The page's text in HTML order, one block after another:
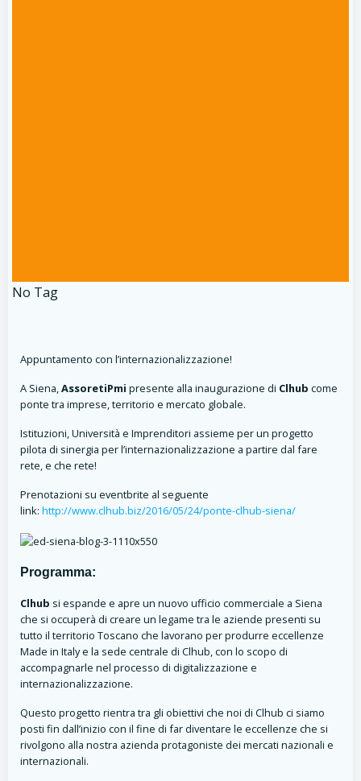
No Tag
Appuntamento con l’internazionalizzazione!
A Siena,AssoretiPmi presente alla inaugurazione di Clhub come
ponte tra imprese, territorio e mercato globale.
Istituzioni, Università e Imprenditori assieme per un progetto
pilota di sinergia per l’internazionalizzazione a partire dal fare
rete, e che rete!
Prenotazioni su eventbrite al seguente
link: http://www.clhub.biz/2016/05/24/ponte-clhub-siena/
Programma:
Clhub si espande e apre un nuovo ufficio commerciale a Siena
che si occuperà di creare un legame tra le aziende presenti su
tutto il territorio Toscano che lavorano per produrre eccellenze
Made in Italy e la sede centrale di Clhub, con lo scopo di
accompagnarle nel processo di digitalizzazione e
internazionalizzazione.
Questo progetto rientra tra gli obiettivi che noi di Clhub ci siamo
posti fin dall’inizio con il fine di far diventare le eccellenze che si
rivolgono alla nostra azienda protagoniste dei mercati nazionali e
internazionali.